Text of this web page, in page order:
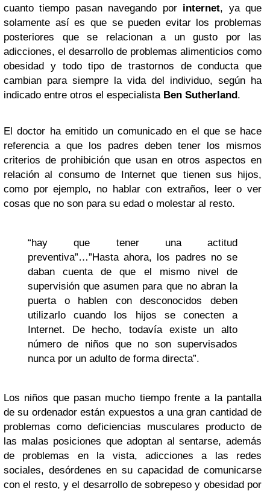
cuanto tiempo pasan navegando por internet, ya que
solamente así es que se pueden evitar los problemas
posteriores que se relacionan a un gusto por las
adicciones, el desarrollo de problemas alimenticios como
obesidad y todo tipo de trastornos de conducta que
cambian para siempre la vida del individuo, según ha
indicado entre otros el especialista Ben Sutherland.
El doctor ha emitido un comunicado en el que se hace
referencia a que los padres deben tener los mismos
criterios de prohibición que usan en otros aspectos en
relación al consumo de Internet que tienen sus hijos,
como por ejemplo, no hablar con extraños, leer o ver
cosas que no son para su edad o molestar al resto.
“hay que tener una actitud
preventiva”…”Hasta ahora, los padres no se
daban cuenta de que el mismo nivel de
supervisión que asumen para que no abran la
puerta o hablen con desconocidos deben
utilizarlo cuando los hijos se conecten a
Internet. De hecho, todavía existe un alto
número de niños que no son supervisados
nunca por un adulto de forma directa”.
Los niños que pasan mucho tiempo frente a la pantalla
de su ordenador están expuestos a una gran cantidad de
problemas como deficiencias musculares producto de
las malas posiciones que adoptan al sentarse, además
de problemas en la vista, adicciones a las redes
sociales, desórdenes en su capacidad de comunicarse
con el resto, y el desarrollo de sobrepeso y obesidad por